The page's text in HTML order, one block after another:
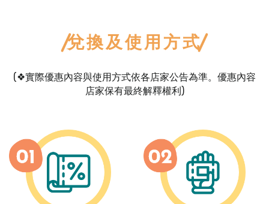
兌換及使用方式
(❖實際優惠內容與使用方式依各店家公告為準。優惠內容
店家保有最終解釋權利)